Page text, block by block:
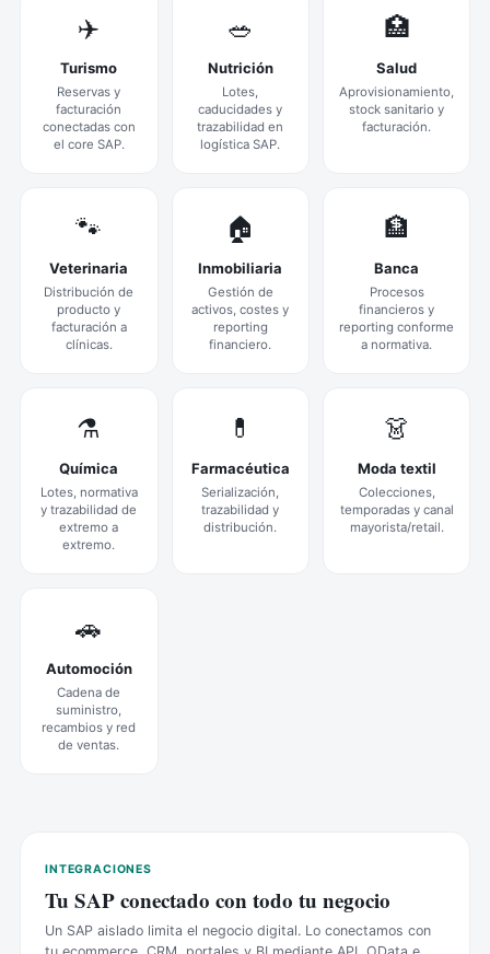
✈️
Turismo
Reservas y
facturación
conectadas con
el core SAP.
🥗
Nutrición
Lotes,
caducidades y
trazabilidad en
logística SAP.
🏥
Salud
Aprovisionamiento,
stock sanitario y
facturación.
🐾
Veterinaria
Distribución de
producto y
facturación a
clínicas.
🏠
Inmobiliaria
Gestión de
activos, costes y
reporting
financiero.
🏦
Banca
Procesos
financieros y
reporting conforme
a normativa.
⚗️
Química
Lotes, normativa
y trazabilidad de
extremo a
extremo.
💊
Farmacéutica
Serialización,
trazabilidad y
distribución.
👗
Moda textil
Colecciones,
temporadas y canal
mayorista/retail.
🚗
Automoción
Cadena de
suministro,
recambios y red
de ventas.
INTEGRACIONES
Tu SAP conectado con todo tu negocio
Un SAP aislado limita el negocio digital. Lo conectamos con